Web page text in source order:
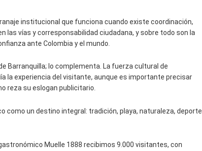
institucional que funciona cuando existe coordinación,
las vías y corresponsabilidad ciudadana, y sobre todo son la
ante Colombia y el mundo.
Barranquilla; lo complementa. La fuerza cultural de
la experiencia del visitante, aunque es importante precisar
reza su eslogan publicitario.
como un destino integral: tradición, playa, naturaleza, deporte
Muelle 1888 recibimos 9.000 visitantes, con